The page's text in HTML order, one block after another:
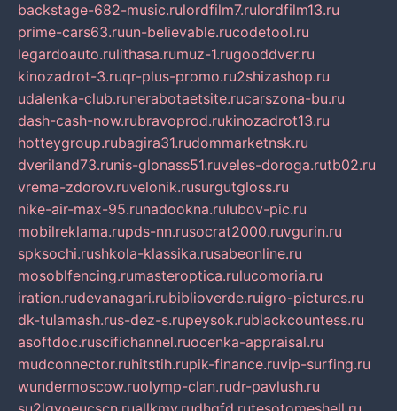
backstage-682-music.rulordfilm7.rulordfilm13.ru
prime-cars63.ruun-believable.rucodetool.ru
legardoauto.rulithasa.rumuz-1.rugooddver.ru
kinozadrot-3.ruqr-plus-promo.ru2shizashop.ru
udalenka-club.runerabotaetsite.rucarszona-bu.ru
dash-cash-now.rubravoprod.rukinozadrot13.ru
hotteygroup.rubagira31.rudommarketnsk.ru
dveriland73.runis-glonass51.ruveles-doroga.rutb02.ru
vrema-zdorov.ruvelonik.rusurgutgloss.ru
nike-air-max-95.runadookna.rulubov-pic.ru
mobilreklama.rupds-nn.rusocrat2000.ruvgurin.ru
spksochi.rushkola-klassika.rusabeonline.ru
mosoblfencing.rumasteroptica.rulucomoria.ru
iration.rudevanagari.rubiblioverde.ruigro-pictures.ru
dk-tulamash.rus-dez-s.rupeysok.rublackcountess.ru
asoftdoc.ruscifichannel.ruocenka-appraisal.ru
mudconnector.ruhitstih.rupik-finance.ruvip-surfing.ru
wundermoscow.ruolymp-clan.rudr-pavlush.ru